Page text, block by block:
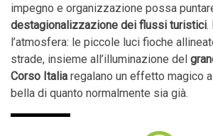
impegno e organizzazione possa
destagionalizzazione dei flussi turistici.
l’atmosfera: le piccole luci fioche
strade, insieme all’illuminazione del
Corso Italia regalano un effetto magico
bella di quanto normalmente sia già.